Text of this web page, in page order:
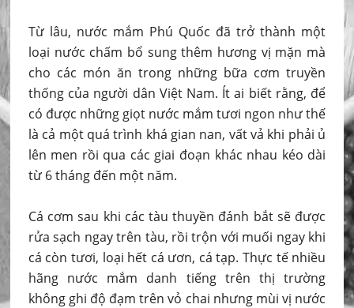
Từ lâu, nước mắm Phú Quốc đã trở thành một
loại nước chấm bổ sung thêm hương vị mặn mà
cho các món ăn trong những bữa cơm truyền
thống của người dân Việt Nam. Ít ai biết rằng, để
có được những giọt nước mắm tươi ngon như thế
là cả một quá trình khá gian nan, vất vả khi phải ủ
lên men rồi qua các giai đoạn khác nhau kéo dài
từ 6 tháng đến một năm.
Cá cơm sau khi các tàu thuyền đánh bắt sẽ được
rửa sạch ngay trên tàu, rồi trộn với muối ngay khi
cá còn tươi, loại hết cá ươn, cá tạp. Thực tế nhiều
hãng nước mắm danh tiếng trên thị trường
không ghi độ đạm trên vỏ chai nhưng mùi vị nước